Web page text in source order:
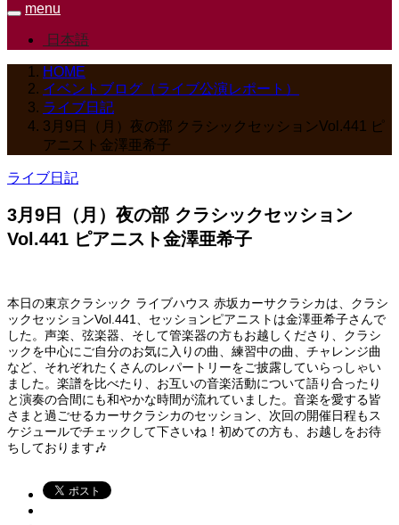
menu
日本語
HOME
イベントブログ（ライブ公演レポート）
ライブ日記
3月9日（月）夜の部 クラシックセッションVol.441 ピ
アニスト金澤亜希子
ライブ日記
3月9日（月）夜の部 クラシックセッション
Vol.441 ピアニスト金澤亜希子
本日の東京クラシック ライブハウス 赤坂カーサクラシカは、クラシ
ックセッションVol.441、セッションピアニストは金澤亜希子さんで
した。声楽、弦楽器、そして管楽器の方もお越しくださり、クラシ
ックを中心にご自分のお気に入りの曲、練習中の曲、チャレンジ曲
など、それぞれたくさんのレパートリーをご披露していらっしゃい
ました。楽譜を比べたり、お互いの音楽活動について語り合ったり
と演奏の合間にも和やかな時間が流れていました。音楽を愛する皆
さまと過ごせるカーサクラシカのセッション、次回の開催日程もス
ケジュールでチェックして下さいね！初めての方も、お越しをお待
ちしております🎶